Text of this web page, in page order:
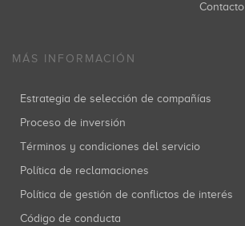
Contacto
MÁS INFORMACIÓN
Estrategia de selección de compañías
Proceso de inversión
Términos y condiciones del servicio
Política de reclamaciones
Política de gestión de conflictos de interés
Código de conducta